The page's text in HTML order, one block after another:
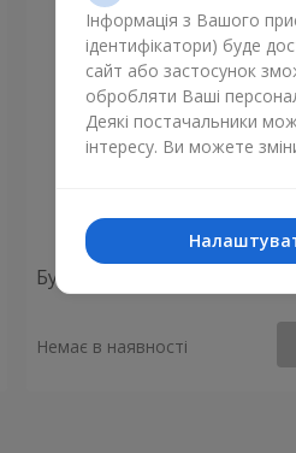
Букет "Весняний вітер"
Немає в наявності
Інформація з Вашого
ідентифікатори) буде
сайт або застосунок
обробляти Ваші
Деякі постачальники
інтересу. Ви можете